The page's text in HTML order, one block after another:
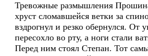
Тревожные размышления
хруст сломавшейся ветки за
вздрогнул и резко обернулся. От
пересохло во рту, а ноги стали
Перед ним стоял Степан. Тот